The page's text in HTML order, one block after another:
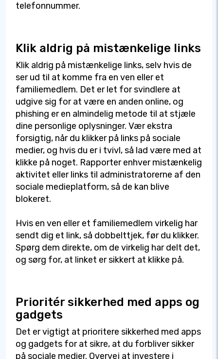
telefonnummer.
Klik aldrig på mistænkelige links
Klik aldrig på mistænkelige links, selv hvis de
ser ud til at komme fra en ven eller et
familiemedlem. Det er let for svindlere at
udgive sig for at være en anden online, og
phishing er en almindelig metode til at stjæle
dine personlige oplysninger. Vær ekstra
forsigtig, når du klikker på links på sociale
medier, og hvis du er i tvivl, så lad være med at
klikke på noget. Rapporter enhver mistænkelig
aktivitet eller links til administratorerne af den
sociale medieplatform, så de kan blive
blokeret.
Hvis en ven eller et familiemedlem virkelig har
sendt dig et link, så dobbelttjek, før du klikker.
Spørg dem direkte, om de virkelig har delt det,
og sørg for, at linket er sikkert at klikke på.
Prioritér sikkerhed med apps og
gadgets
Det er vigtigt at prioritere sikkerhed med apps
og gadgets for at sikre, at du forbliver sikker
på sociale medier. Overvej at investere i